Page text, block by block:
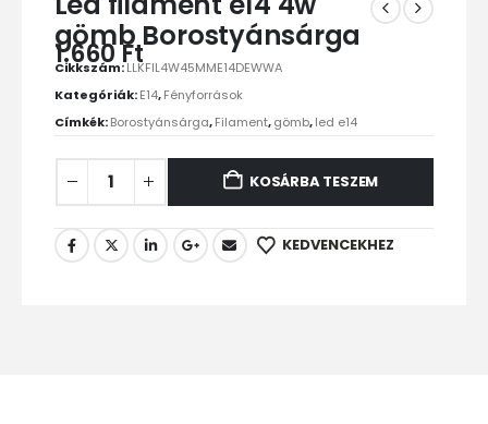
gömb Borostyánsárga
1.660Ft
Cikkszám:LLKFIL4W45MME14DEWWA
Kategóriák:E14,Fényforrások
Címkék:Borostyánsárga,Filament,gömb,led e14
KOSÁRBA TESZEM
KEDVENCEKHEZ